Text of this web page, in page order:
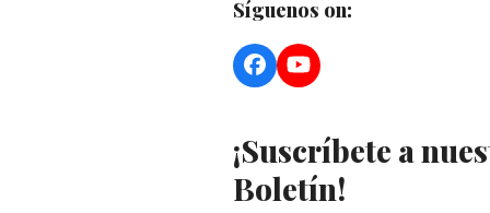
Síguenos on:
Facebook
YouTube
¡Suscríbete a
Boletín!